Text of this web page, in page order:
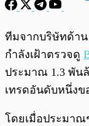
พร้อมเล่น
ทีมจากบริษัทด้าน
กำลังเฝ้าตรวจดู
ประมาณ 1.3 พัน
เทรดอันดับหนึ่งข
โดยเมื่อประมาณ